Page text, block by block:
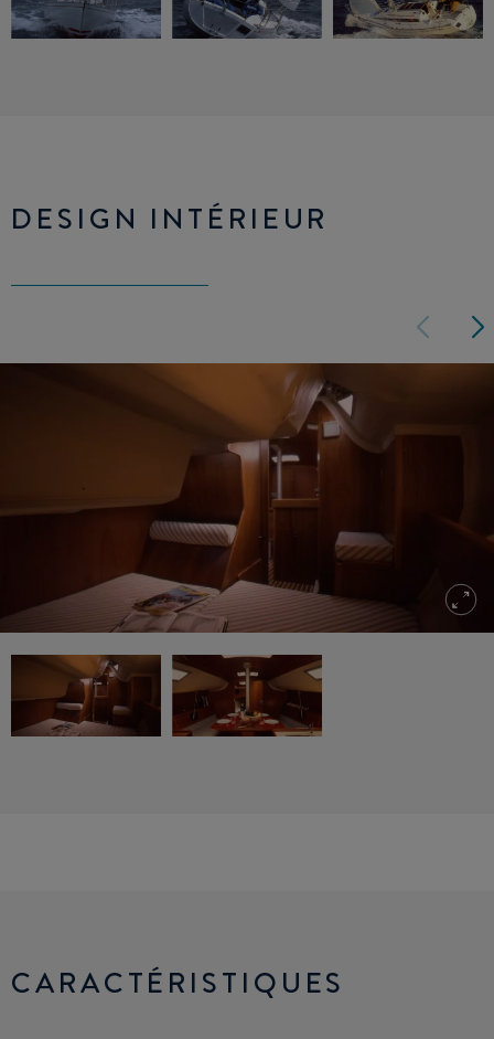
DESIGN INTÉRIEUR
CARACTÉRISTIQUES